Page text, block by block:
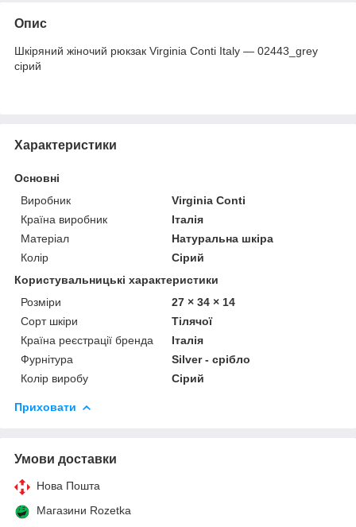
Опис
Шкіряний жіночий рюкзак Virginia Conti Italy — 02443_grey
сірий
Характеристики
Основні
Виробник
Virginia Conti
Країна виробник
Італія
Матеріал
Натуральна шкіра
Колір
Сірий
Користувальницькі характеристики
Розміри
27 × 34 × 14
Сорт шкіри
Тілячої
Країна реєстрації бренда
Італія
Фурнітура
Silver - срібло
Колір виробу
Сірий
Приховати
Умови доставки
Нова Пошта
Магазини Rozetka